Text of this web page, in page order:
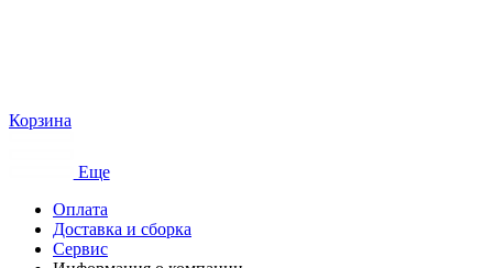
Корзина
Еще
Оплата
Доставка и сборка
Сервис